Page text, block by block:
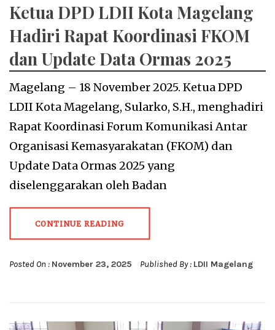
Ketua DPD LDII Kota Magelang
Hadiri Rapat Koordinasi FKOM
dan Update Data Ormas 2025
Magelang – 18 November 2025. Ketua DPD
LDII Kota Magelang, Sularko, S.H., menghadiri
Rapat Koordinasi Forum Komunikasi Antar
Organisasi Kemasyarakatan (FKOM) dan
Update Data Ormas 2025 yang
diselenggarakan oleh Badan
CONTINUE READING
Posted On : November 23, 2025 Published By : LDII Magelang